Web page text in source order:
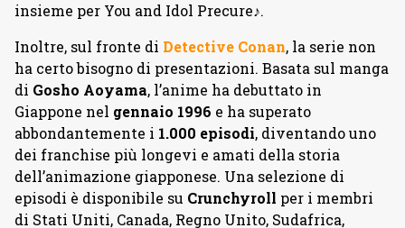
insieme per You and Idol Precure♪.
Inoltre, sul fronte di Detective Conan, la serie non
ha certo bisogno di presentazioni. Basata sul manga
di Gosho Aoyama, l’anime ha debuttato in
Giappone nel gennaio 1996 e ha superato
abbondantemente i 1.000 episodi, diventando uno
dei franchise più longevi e amati della storia
dell’animazione giapponese. Una selezione di
episodi è disponibile su Crunchyroll per i membri
di Stati Uniti, Canada, Regno Unito, Sudafrica,